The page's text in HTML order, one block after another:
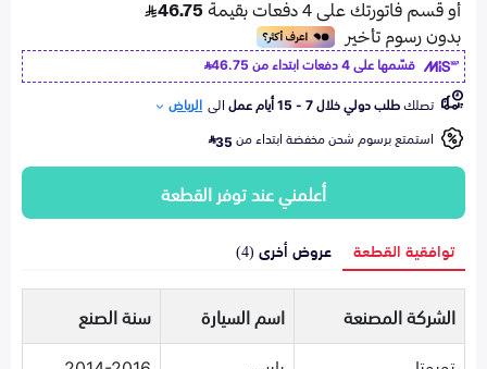
قسّمها على 4 دفعات ابتداء من
46.75
تصلكطلب دولي خلال 7 - 15 أيام عمل الى الرياض
استمتع برسوم شحن مخفضة ابتداء من35
أعلمني عند توفر القطعة
توافقية القطعة عروض أخرى (4)
الشركة المصنعة اسم السيارة
سنة الصنع